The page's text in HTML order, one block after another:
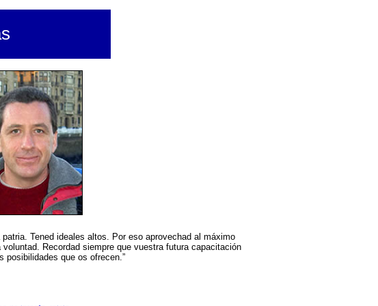
Tened ideales altos. Por eso aprovechad al máximo
Recordad siempre que vuestra futura capacitación
posibilidades que os ofrecen.”